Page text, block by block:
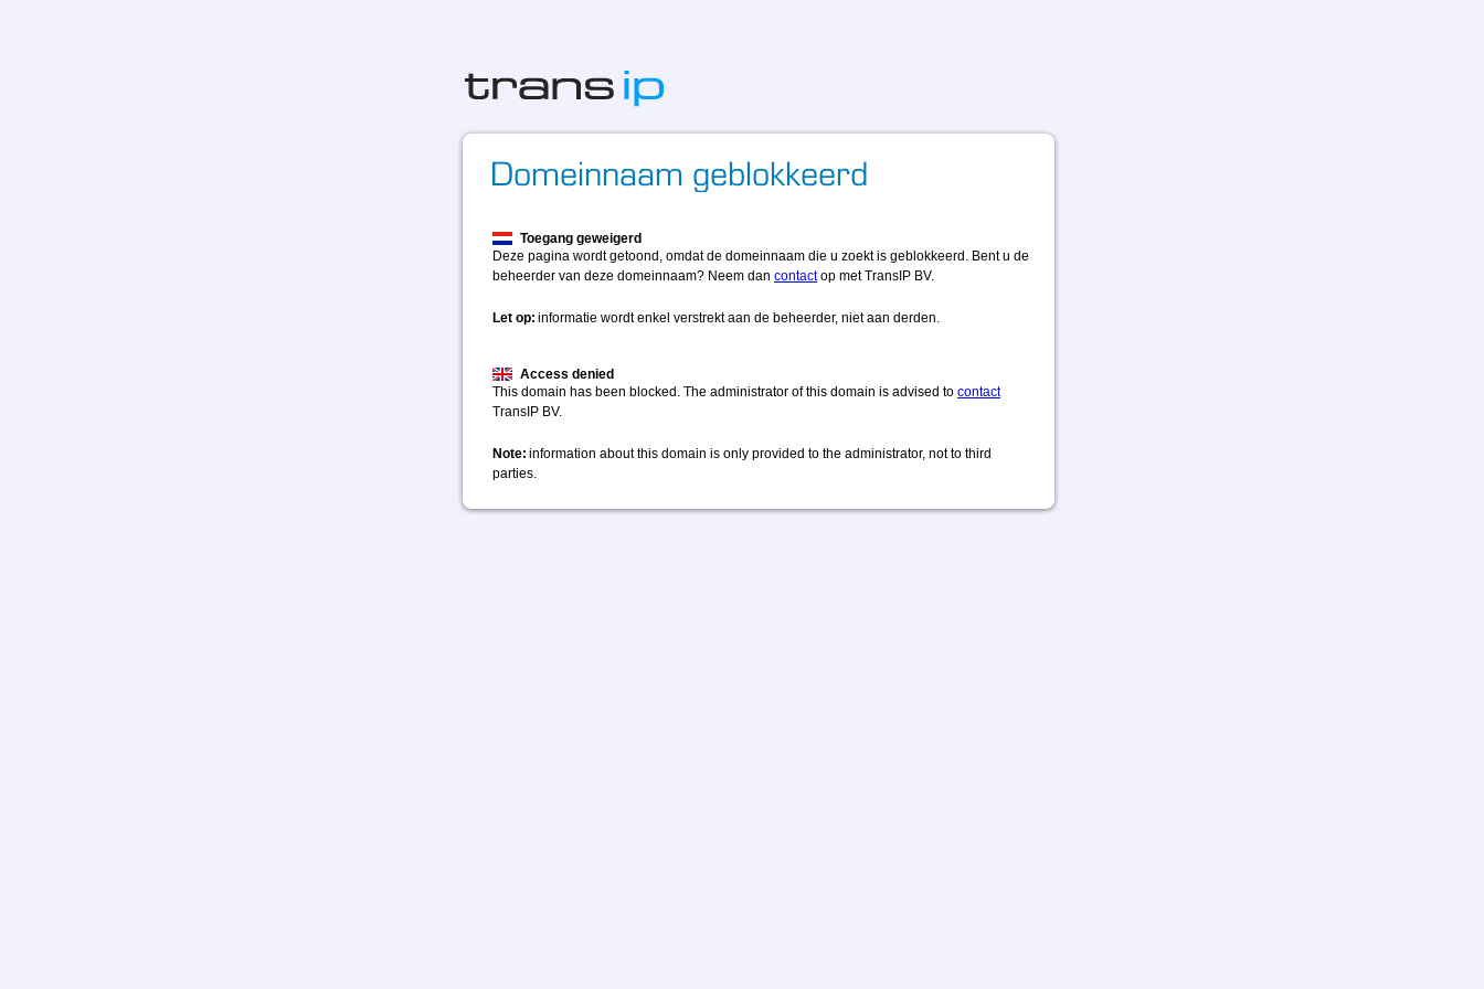
Toegang geweigerd
Deze pagina wordt getoond, omdat de domeinnaam die u zoekt is geblokkeerd. Bent u de
beheerder van deze domeinnaam? Neem dan contactop met TransIP BV.
Let op: informatie wordt enkel verstrekt aan de beheerder, niet aan derden.
Access denied
This domain has been blocked. The administrator of this domain is advised to contact
TransIP BV.
Note: information about this domain is only provided to the administrator, not to third
parties.